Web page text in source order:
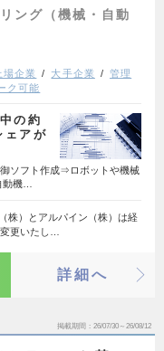
ング（機械・自動
場企業 大手企業
管理
ク可能
の約
ェアが
御ソフト作成⇒ロボットや機械
機…
株）とアルパイン（株）は経
更いたし…
詳細へ
掲載期間 26/07/30～26/08/12